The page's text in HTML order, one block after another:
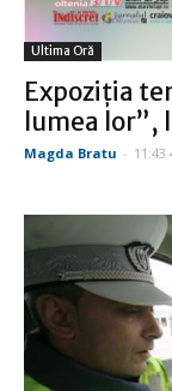
Ultima Oră
Expoziţia
lumea lor”,
Magda Bratu -